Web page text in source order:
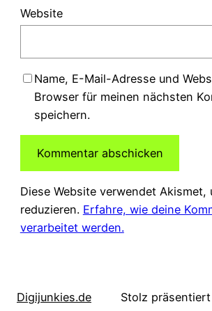
Website
Name, E-Mail-Adresse und
Browser für meinen nächsten
speichern.
Diese Website verwendet Akismet,
reduzieren. Erfahre, wie deine
verarbeitet werden.
Digijunkies.de Stolz